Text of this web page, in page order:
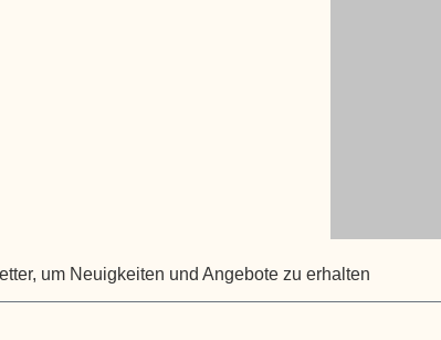
um Neuigkeiten und Angebote zu erhalten